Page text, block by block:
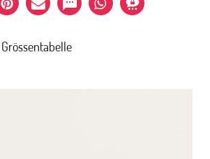
Grössentabelle